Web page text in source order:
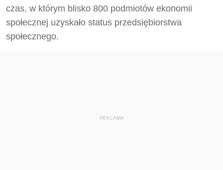
czas, w którym blisko 800 podmiotów ekonomii
społecznej uzyskało status przedsiębiorstwa
społecznego.
REKLAMA